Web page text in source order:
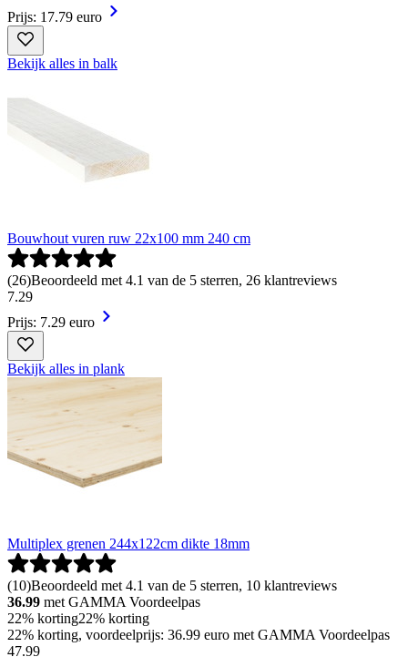
Prijs: 17.79 euro
Bekijk alles in balk
Bouwhout vuren ruw 22x100 mm 240 cm
(26)Beoordeeld met 4.1 van de 5 sterren, 26 klantreviews
7.29
Prijs: 7.29 euro
Bekijk alles in plank
Multiplex grenen 244x122cm dikte 18mm
(10)Beoordeeld met 4.1 van de 5 sterren, 10 klantreviews
36.99 met GAMMA Voordeelpas
22% korting22% korting
22% korting, voordeelprijs: 36.99 euro met GAMMA Voordeelpas
47.99